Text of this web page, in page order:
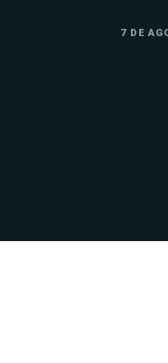
7 DE